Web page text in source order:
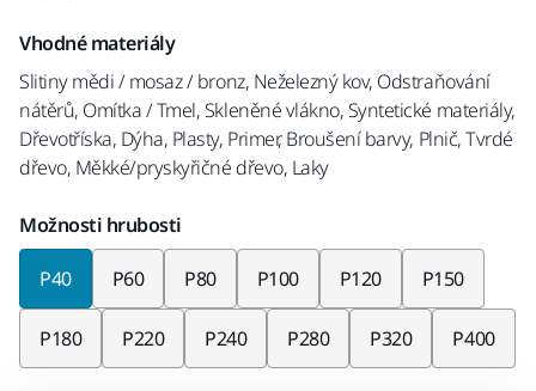
Vhodné materiály
Slitiny mědi / mosaz / bronz, Neželezný kov, Odstraňování
nátěrů, Omítka / Tmel, Skleněné vlákno, Syntetické materiály,
Dřevotříska, Dýha, Plasty, Primer, Broušení barvy, Plnič, Tvrdé
dřevo, Měkké/pryskyřičné dřevo, Laky
Možnosti hrubosti
P40 P60 P80 P100 P120 P150
P180 P220 P240 P280 P320 P400